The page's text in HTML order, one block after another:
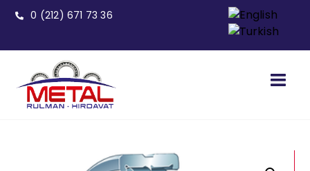
0 (212) 671 73 36